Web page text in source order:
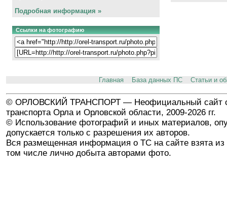
Подробная информация »
Ссылки на фотографию
Главная База данных ПС Статьи и
© ОРЛОВСКИЙ ТРАНСПОРТ — Неофициальный сайт
транспорта Орла и Орловской области, 2009-2026 гг.
© Использование фотографий и иных материалов,
допускается только с разрешения их авторов.
Вся размещенная информация о ТС на сайте взята из
том числе лично добыта авторами фото.